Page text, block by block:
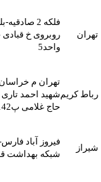
فلکه 2 صادقیه-بلوار فردوس-
روبروی خ قبادی پ121-
تهران م خراسان خ خاوران خ
شهید احمد تاری بن بست
حاج غلامی پ142 ط3
فیروز آباد فارس- کوچه پشت
شبکه بهداشت قدیم -